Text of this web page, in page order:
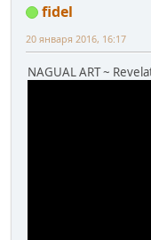
fidel
20 января 2016, 16:17
NAGUAL ART ~